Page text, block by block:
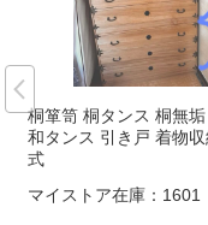
桐箪笥 桐タンス 桐無
和タンス 引き戸 着物収
式
マイストア在庫： 1601